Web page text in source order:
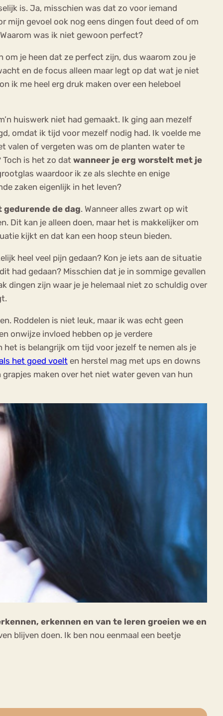
is. Ja, misschien was dat zo voor iemand
mijn gevoel ook nog eens dingen fout deed of om
was ik niet gewoon perfect?
je heen dat ze perfect zijn, dus waarom zou je
en de focus alleen maar legt op dat wat je niet
ik me heel erg druk maken over een heleboel
huiswerk niet had gemaakt. Ik ging aan mezelf
omdat ik tijd voor mezelf nodig had. Ik voelde me
valen of vergeten was om de planten water te
Toch is het zo dat wanneer je erg worstelt met je
waardoor ik ze als slechte en enige
zaken eigenlijk in het leven?
gedurende de dag. Wanneer alles zwart op wit
Dit kan je alleen doen, maar het is makkelijker om
kijkt en dat kan een hoop steun bieden.
heel veel pijn gedaan? Kon je iets aan de situatie
had gedaan? Misschien dat je in sommige gevallen
dingen zijn waar je je helemaal niet zo schuldig over
Roddelen is niet leuk, maar ik was echt geen
onwijze invloed hebben op je verdere
is belangrijk om tijd voor jezelf te nemen als je
het goed voelt en herstel mag met ups en downs
maken over het niet water geven van hun
erkennen en van te leren groeien we en
blijven doen. Ik ben nou eenmaal een beetje